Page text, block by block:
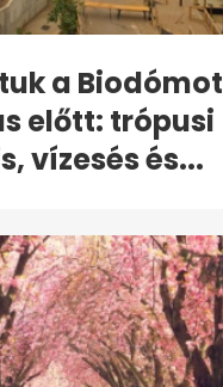
a Biodómot
előtt: trópusi
vízesés és...